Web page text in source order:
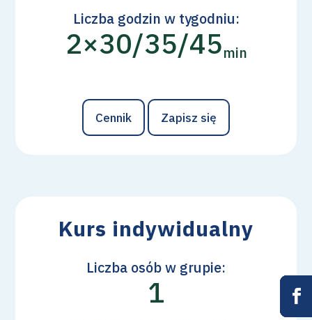
Liczba godzin w tygodniu:
2×30/35/45min
Cennik Zapisz się
Kurs indywidualny
Liczba osób w grupie:
1 








